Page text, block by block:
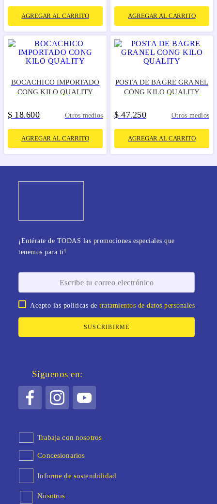
AGREGAR AL CARRITO AGREGAR AL CARRITO
BOCACHICO IMPORTADO
CONG KILO QUALITY
$ 18.600 Otros medios
AGREGAR AL CARRITO
POSTA DE BAGRE GRANEL
CONG KILO QUALITY
$ 47.250 Otros medios
AGREGAR AL CARRITO
¡Entérate de TODAS las promociones especiales que
tenemos para ti!
Acepto las políticas detratamientos de datos personales
SUSCRIBIRME
Síguenos en:
Trabaja con nosotros
Concesionarios
Informe de sostenibilidad
Nosotros